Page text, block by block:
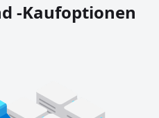
-Kaufoptionen